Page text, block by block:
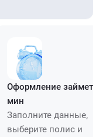
Оформление займет
мин
Заполните данные,
выберите полис и